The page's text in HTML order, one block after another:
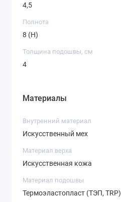
4,5
Полнота
8 (H)
Толщина подошвы, см
4
Материалы
Внутренний материал
Искусственный мех
Материал верха
Искусственная кожа
Материал подошвы
Термоэластопласт (ТЭП, TRP)